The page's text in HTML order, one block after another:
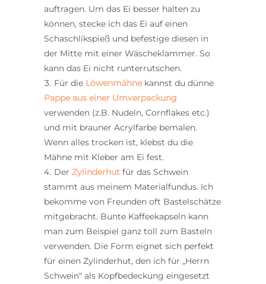
auftragen. Um das Ei besser halten zu
können, stecke ich das Ei auf einen
Schaschlikspieß und befestige diesen in
der Mitte mit einer Wäscheklammer. So
kann das Ei nicht runterrutschen.
Für die Löwenmähnekannst du dünne
Pappe aus einer Umverpackung
verwenden (z.B. Nudeln, Cornflakes etc.)
und mit brauner Acrylfarbe bemalen.
Wenn alles trocken ist, klebst du die
Mähne mit Kleber am Ei fest.
Der Zylinderhut für das Schwein
stammt aus meinem Materialfundus. Ich
bekomme von Freunden oft Bastelschätze
mitgebracht. Bunte Kaffeekapseln kann
man zum Beispiel ganz toll zum Basteln
verwenden. Die Form eignet sich perfekt
für einen Zylinderhut, den ich für „Herrn
Schwein“ als Kopfbedeckung eingesetzt